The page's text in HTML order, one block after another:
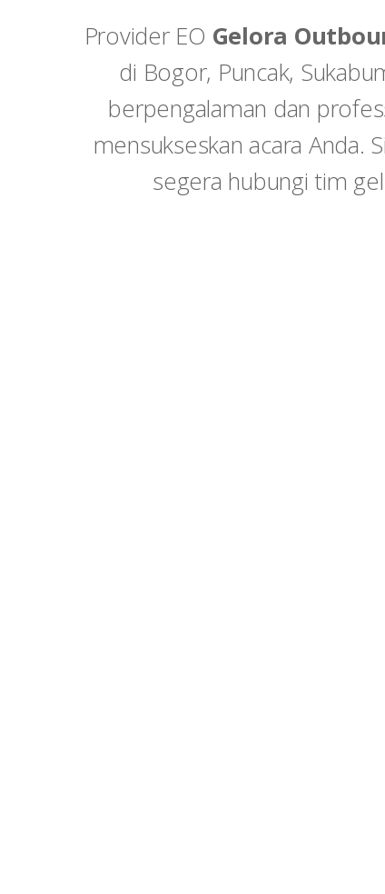
Provider EO Gelora
di Bogor, Puncak,
berpengalaman dan
mensukseskan acara Anda.
segera hubungi tim